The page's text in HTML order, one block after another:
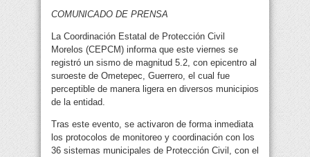
COMUNICADO DE PRENSA
La Coordinación Estatal de Protección Civil
Morelos (CEPCM) informa que este viernes se
registró un sismo de magnitud 5.2, con epicentro al
suroeste de Ometepec, Guerrero, el cual fue
perceptible de manera ligera en diversos municipios
de la entidad.
Tras este evento, se activaron de forma inmediata
los protocolos de monitoreo y coordinación con los
36 sistemas municipales de Protección Civil, con el